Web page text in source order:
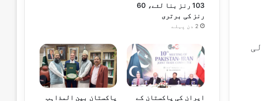
103 رنز بنا لئے، 60
رنز کی برتری
2 دن پہلے
ایران کی پاکستان کے
پاکستان بین المذاہب